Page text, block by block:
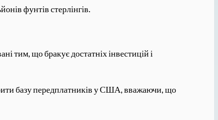
фунтів стерлінгів.
тим, що бракує достатніх інвестицій і
базу передплатників у США, вважаючи, що